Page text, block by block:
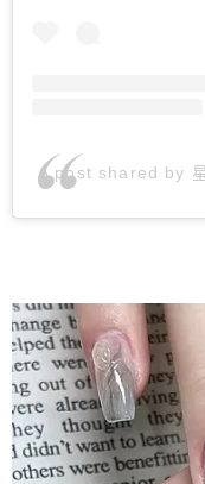
A post shared by